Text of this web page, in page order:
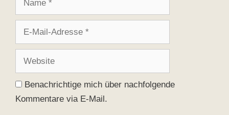
Adresse
Benachrichtige mich über nachfolgende
Kommentare via E-Mail.